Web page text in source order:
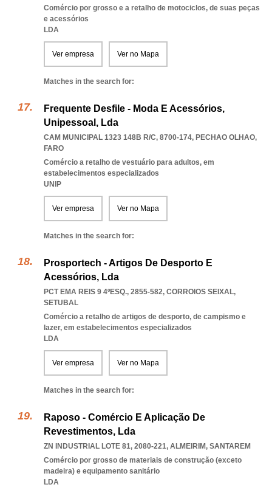
Comércio por grosso e a retalho de motociclos, de suas peças
e acessórios
LDA
Ver empresa Ver no Mapa
Matches in the search for:
Frequente Desfile - Moda E Acessórios,
Unipessoal, Lda
CAM MUNICIPAL 1323 148B R/C, 8700-174, PECHAO OLHAO,
FARO
Comércio a retalho de vestuário para adultos, em
estabelecimentos especializados
UNIP
Ver empresa Ver no Mapa
Matches in the search for:
Prosportech - Artigos De Desporto E
Acessórios, Lda
PCT EMA REIS 9 4ºESQ., 2855-582, CORROIOS SEIXAL,
SETUBAL
Comércio a retalho de artigos de desporto, de campismo e
lazer, em estabelecimentos especializados
LDA
Ver empresa Ver no Mapa
Matches in the search for:
Raposo - Comércio E Aplicação De
Revestimentos, Lda
ZN INDUSTRIAL LOTE 81, 2080-221, ALMEIRIM, SANTAREM
Comércio por grosso de materiais de construção (exceto
madeira) e equipamento sanitário
LDA